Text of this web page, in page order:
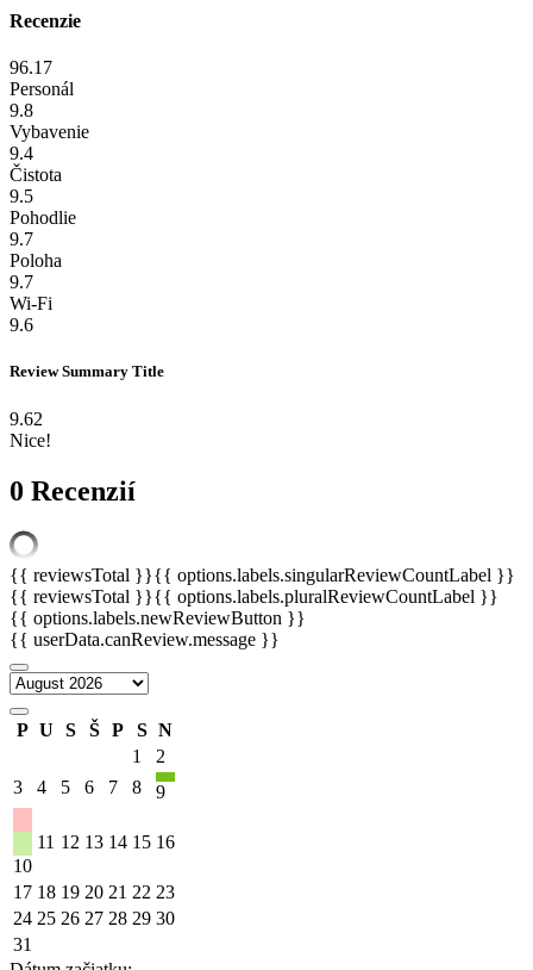
Recenzie
96.17
Personál
9.8
Vybavenie
9.4
Čistota
9.5
Pohodlie
9.7
Poloha
9.7
Wi-Fi
9.6
Review Summary Title
9.62
Nice!
0 Recenzií
{{ reviewsTotal }}{{ options.labels.singularReviewCountLabel }}
{{ reviewsTotal }}{{ options.labels.pluralReviewCountLabel }}
{{ options.labels.newReviewButton }}
{{ userData.canReview.message }}
P U S Š P S N
1
2
3
4 5 6 7 8 9
10
11 12 13 14 15 16
17 18 19 20 21 22 23
24 25 26 27 28 29 30
31